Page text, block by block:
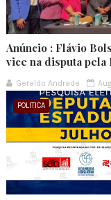
Anúncio : Flávio
vice na disputa pela
Geraldo Andrade
POLITICA